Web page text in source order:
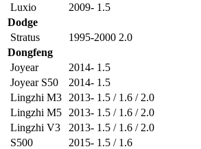
Luxio
2009- 1.5
Dodge
Stratus
1995-2000 2.0
Dongfeng
Joyear
2014- 1.5
Joyear S50
2014- 1.5
Lingzhi M3
2013- 1.5 / 1.6 / 2.0
Lingzhi M5
2013- 1.5 / 1.6 / 2.0
Lingzhi V3
2013- 1.5 / 1.6 / 2.0
S500
2015- 1.5 / 1.6